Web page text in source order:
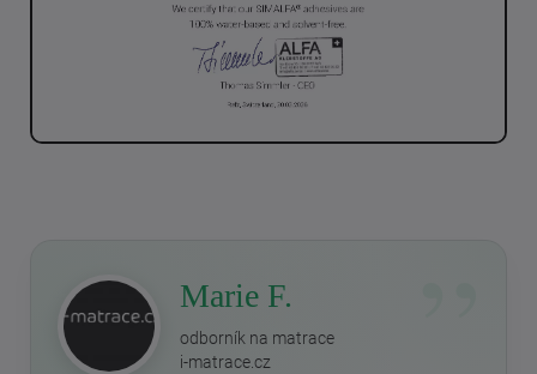
Marie F.
odborník na matrace
i-matrace.cz